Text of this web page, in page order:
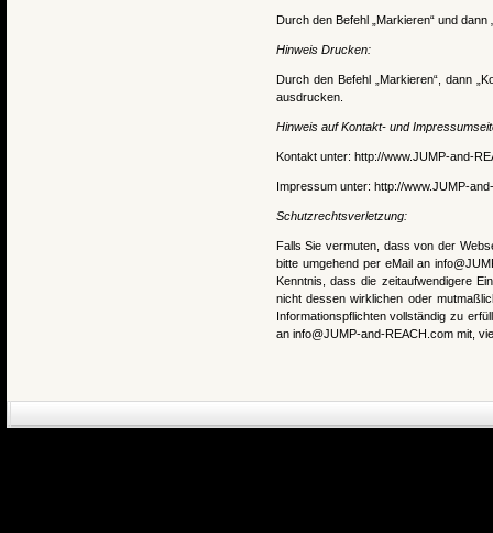
Durch den Befehl „Markieren“ und
Hinweis Drucken:
Durch den Befehl „Markieren“, dann
ausdrucken.
Hinweis auf Kontakt- und
Kontakt unter: http://www.JUMP-and-
Impressum unter: http://www.JUMP-
Schutzrechtsverletzung:
Falls Sie vermuten, dass von der
bitte umgehend per eMail an
Kenntnis, dass die zeitaufwendigere
nicht dessen wirklichen oder
Informationspflichten vollständig zu
an info@JUMP-and-REACH.com mit,